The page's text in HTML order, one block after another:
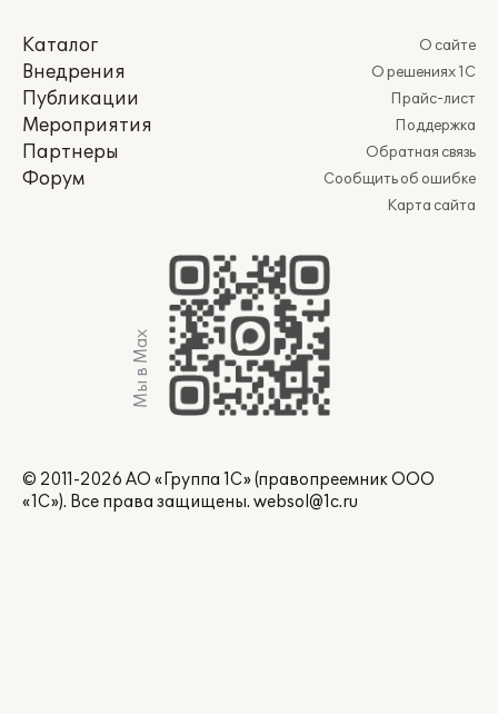
Каталог
Внедрения
Публикации
Мероприятия
Партнеры
Форум
О сайте
О решениях 1С
Прайс-лист
Поддержка
Обратная связь
Сообщить об ошибке
Карта сайта
Мы в Max
© 2011-2026 АО «Группа 1С» (правопреемник ООО
«1С»). Все права защищены. websol@1c.ru